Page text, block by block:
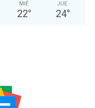
MIÉ
22°
JUE
24°